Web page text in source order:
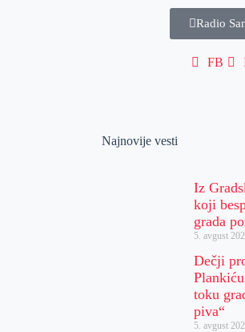
Radio
FB
Najnovije vesti
Iz
koji
grada
5. avgust
Dečji
toku
piva“
5. avgust